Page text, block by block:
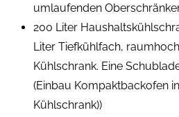
umlaufenden
200 Liter
Liter Tiefkühlfach,
Kühlschrank. Eine
(Einbau Kompaktbackofen
Kühlschrank))